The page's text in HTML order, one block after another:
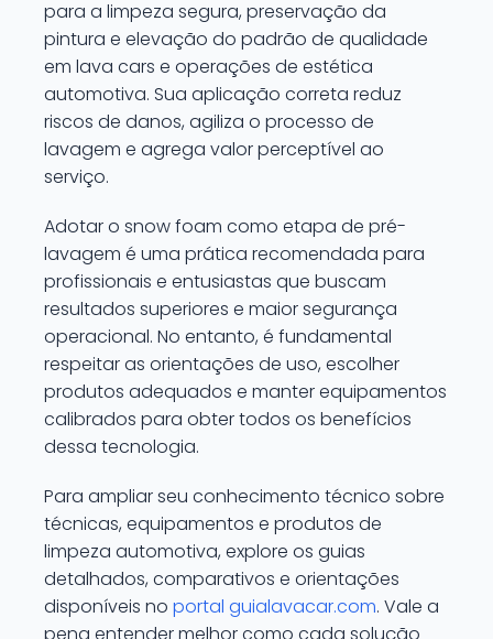
para a limpeza segura, preservação da
pintura e elevação do padrão de qualidade
em lava cars e operações de estética
automotiva. Sua aplicação correta reduz
riscos de danos, agiliza o processo de
lavagem e agrega valor perceptível ao
serviço.
Adotar o snow foam como etapa de pré-
lavagem é uma prática recomendada para
profissionais e entusiastas que buscam
resultados superiores e maior segurança
operacional. No entanto, é fundamental
respeitar as orientações de uso, escolher
produtos adequados e manter equipamentos
calibrados para obter todos os benefícios
dessa tecnologia.
Para ampliar seu conhecimento técnico sobre
técnicas, equipamentos e produtos de
limpeza automotiva, explore os guias
detalhados, comparativos e orientações
disponíveis no portal guialavacar.com. Vale a